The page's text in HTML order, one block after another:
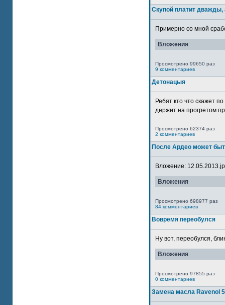
Скупой платит
Примерно со мной
Вложения
Просмотрено 99650 раз
9 комментариев
Детонацыя
Ребят кто что скажет
держит на прогретом
Просмотрено 62374 раз
2 комментариев
После Ардео может
Вложение:
Вложения
Просмотрено 698977 раз
84 комментариев
Вовремя переобулся
Ну вот, переобулся,
Вложения
Просмотрено 97855 раз
0 комментариев
Замена масла Ravenol